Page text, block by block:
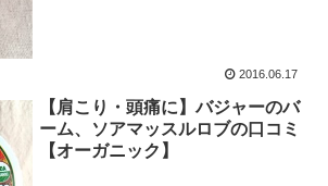
2016.06.17
【肩こり・頭痛に】バジャーのバ
ーム、ソアマッスルロブの口コミ
【オーガニック】